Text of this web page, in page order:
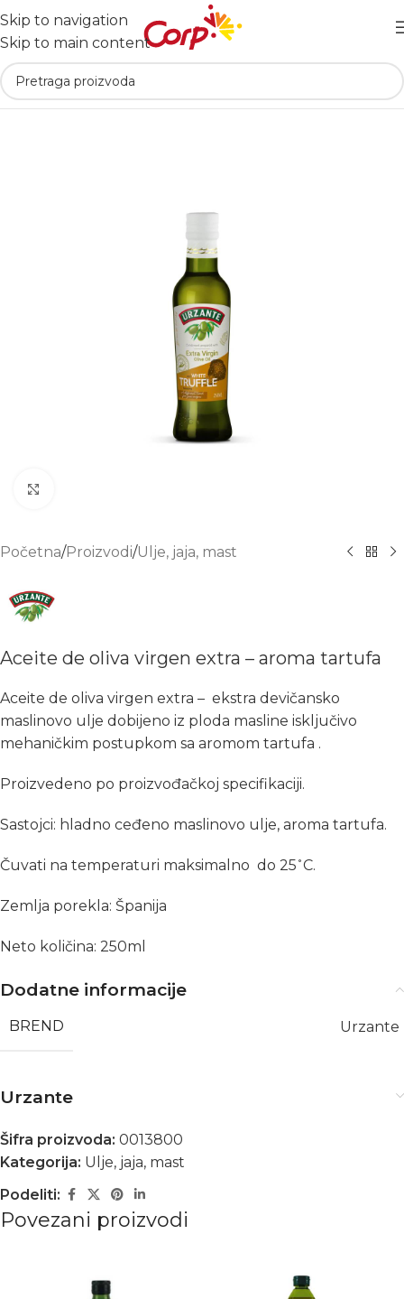
Skip to navigation
Skip to main content
Početna/Proizvodi/Ulje, jaja, mast
Aceite de oliva virgen extra – aroma tartufa
Aceite de oliva virgen extra – ekstra devičansko
maslinovo ulje dobijeno iz ploda masline isključivo
mehaničkim postupkom sa aromom tartufa .
Proizvedeno po proizvođačkoj specifikaciji.
Sastojci: hladno ceđeno maslinovo ulje, aroma tartufa.
Čuvati na temperaturi maksimalno do 25 ˚C.
Zemlja porekla: Španija
Neto količina: 250ml
Dodatne informacije
BREND Urzante
Urzante
Šifra proizvoda: 0013800
Kategorija: Ulje, jaja, mast
Podeliti:
Povezani proizvodi